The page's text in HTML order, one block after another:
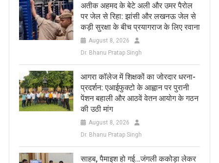
अतीक अहमद के बेटे अली और उमर पैरोल
पर जेल से रिहा: झांसी और लखनऊ जेल से
कड़ी सुरक्षा के बीच प्रयागराज के लिए रवाना
August 8, 2026
Dr. Bhanu Pratap Singh
आगरा कॉलेज में शिक्षकों का जोरदार धरना-
प्रदर्शन: एआईफुक्टो के आह्वान पर पुरानी
पेंशन बहाली और आठवें वेतन आयोग के गठन
की उठी मांग
August 8, 2026
Dr. Bhanu Pratap Singh
साहब, पैमाइश हो गई…जंगली ककोड़ा लेकर